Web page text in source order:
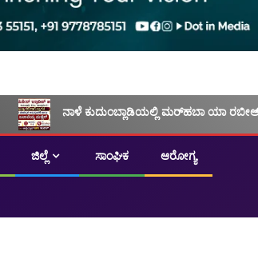
ನಾಳೆ ಕುದುಂಬ್ಲಾಡಿಯಲ್ಲಿ ಮರ್‌‌ಹಬಾ ಯಾ
ಜಿಲ್ಲೆ ಸಾಂಘಿಕ ಆರೋಗ್ಯ